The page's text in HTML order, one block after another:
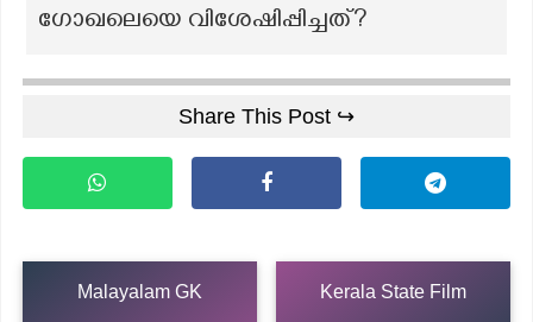
ഗോഖലെയെ വിശേഷിപ്പിച്ചത്?
Share This Post ↪
Malayalam GK Kerala State Film